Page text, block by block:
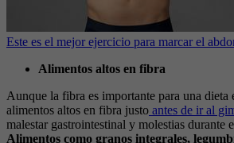
Este es el mejor ejercicio para marcar el
Alimentos altos en fibra
Aunque la fibra es importante para una
alimentos altos en fibra justo antes de ir al
malestar gastrointestinal y molestias durante
Alimentos como granos integrales,